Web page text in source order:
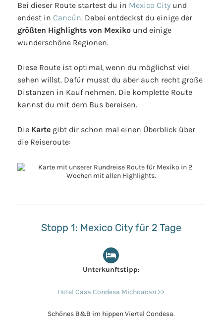
Bei dieser Route startest du in Mexico City und
endest in Cancún. Dabei entdeckst du einige der
größten Highlights von Mexiko und einige
wunderschöne Regionen.
Diese Route ist optimal, wenn du möglichst viel
sehen willst. Dafür musst du aber auch recht große
Distanzen in Kauf nehmen. Die komplette Route
kannst du mit dem Bus bereisen.
Die Karte gibt dir schon mal einen Überblick über
die Reiseroute:
Stopp 1: Mexico City für 2 Tage
Unterkunftstipp:
Hotel Casa Condesa Michoacan >>
Schönes B&B im hippen Viertel Condesa.